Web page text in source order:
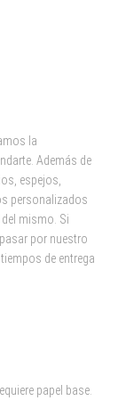
la
Además de
espejos,
personalizados
mismo. Si
por nuestro
de entrega
papel base.